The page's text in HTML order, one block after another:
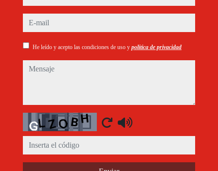
e-mail
He leído y acepto las condiciones de uso y política de privacidad
mensaje
Captcha